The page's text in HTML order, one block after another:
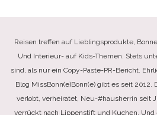
Reisen treffen auf Lieblingsprodukte,
Und Interieur- auf Kids-Themen. Stets
sind, als nur ein Copy-Paste-PR-Bericht.
Blog MissBonn(e)Bonn(e) gibt es seit 2012.
verlobt, verheiratet, Neu-#hausherrin seit
verrückt nach Lippenstift und Kuchen.